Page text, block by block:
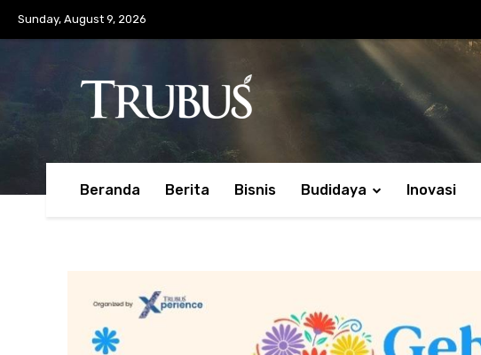
Sunday, August 9, 2026
Beranda Berita Bisnis Budidaya Inovasi